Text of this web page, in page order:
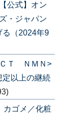
公式】オン
・ジャパン
る（2024年9
ＣＴ ＮＭＮ>
以上の継続
ゴメ／化粧